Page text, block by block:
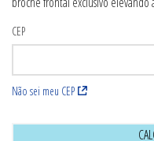
CEP
Não sei meu CEP